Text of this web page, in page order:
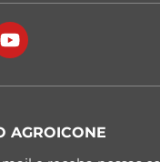
AGROICONE